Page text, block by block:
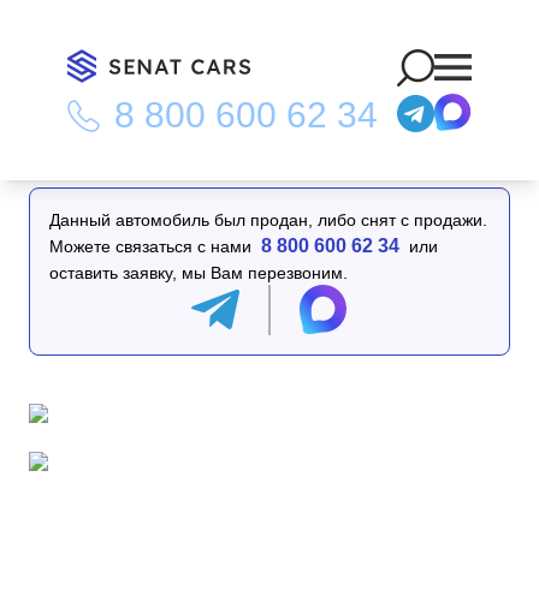
8 800 600 62 34
Главная Каталог/Genesis GV70 2.5T Gasoline 2WD
Данный автомобиль был продан, либо снят с продажи.
Можете связаться с нами 8 800 600 62 34 или
оставить заявку, мы Вам перезвоним.